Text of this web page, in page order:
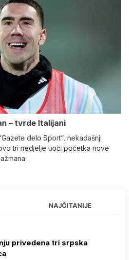
– tvrde Italijani
delo Sport”, nekadašnji
tri nedjelje uoči početka nove
NAJČITANIJE
privedena tri srpska